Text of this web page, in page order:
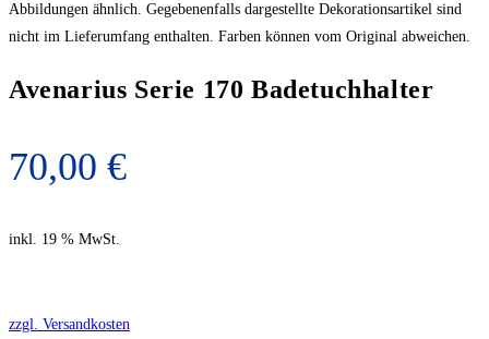
Abbildungen ähnlich. Gegebenenfalls dargestellte Dekorationsartikel sind
nicht im Lieferumfang enthalten. Farben können vom Original abweichen.
Avenarius Serie 170 Badetuchhalter
70,00 €
inkl. 19 % MwSt.
zzgl. Versandkosten